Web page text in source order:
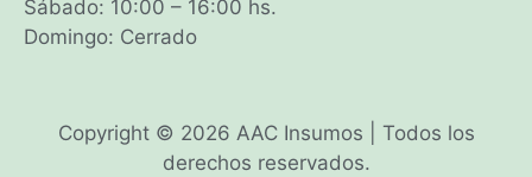
Sábado: 10:00 – 16:00 hs.
Domingo: Cerrado
Copyright © 2026 AAC Insumos | Todos los
derechos reservados.